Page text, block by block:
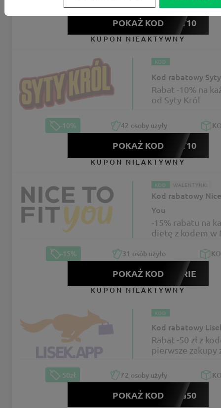
POKAŻ KOD FAKT10
KUPON NIEAKTYWNY
KOD
Kod rabatowy
Rabat -10% na
od Syty Król
-10% 42 osoby użyły
POKAŻ KOD FAKT10
KUPON NIEAKTYWNY
KOD WALENTYNKI
Kod rabatowy
You
-15% rabatu na
dietę z kodem w
-15% 31 osób użyło
POKAŻ KOD FERIE
KUPON NIEAKTYWNY
KOD
Kod rabatowy
Rabat -50 zł z
pierwsze zakupy
-50zł 72 osoby użyły
POKAŻ KOD nizka50